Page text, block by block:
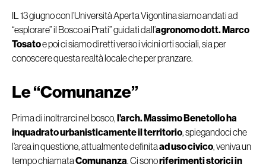
IL 13 giugno con l’Università Aperta Vigontina siamo andati ad
“esplorare” il Bosco ai Prati” guidati dall’agronomo dott. Marco
Tosatoe poi ci siamo diretti verso i vicini orti sociali, sia per
conoscere questa realtà locale che per pranzare.
Le “Comunanze”
Prima di inoltrarci nel bosco,l’arch. Massimo Benetollo ha
inquadrato urbanisticamente il territorio, spiegandoci che
l’area in questione, attualmente definitaad uso civico, veniva un
tempo chiamataComunanza. Ci sonoriferimenti storici in